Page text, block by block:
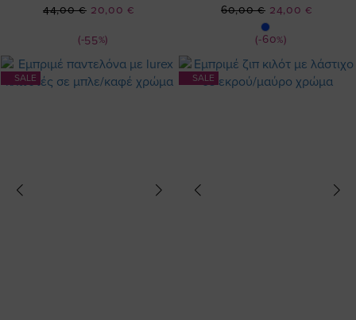
(-55%)
Ειδική
20,00 €
44,00 €
(-60%)
Ειδική
Τιμή
24,00 €
60,00 €
SALE SALE